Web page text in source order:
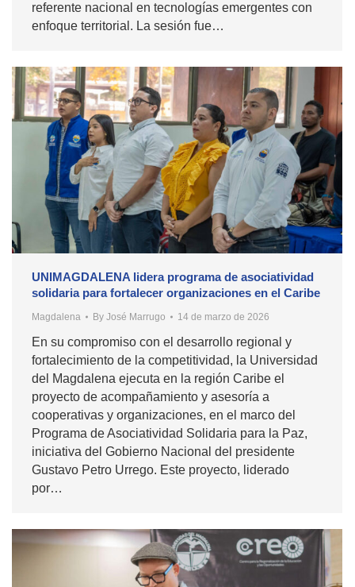
referente nacional en tecnologías emergentes con
enfoque territorial. La sesión fue…
UNIMAGDALENA lidera programa de asociatividad
solidaria para fortalecer organizaciones en el Caribe
Magdalena By José Marrugo 14 de marzo de 2026
En su compromiso con el desarrollo regional y
fortalecimiento de la competitividad, la Universidad
del Magdalena ejecuta en la región Caribe el
proyecto de acompañamiento y asesoría a
cooperativas y organizaciones, en el marco del
Programa de Asociatividad Solidaria para la Paz,
iniciativa del Gobierno Nacional del presidente
Gustavo Petro Urrego. Este proyecto, liderado
por…